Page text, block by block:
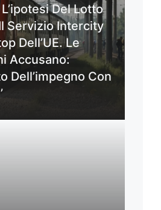
Del Lotto
Servizio Intercity
Dell’UE. Le
Accusano:
Dell’impegno Con